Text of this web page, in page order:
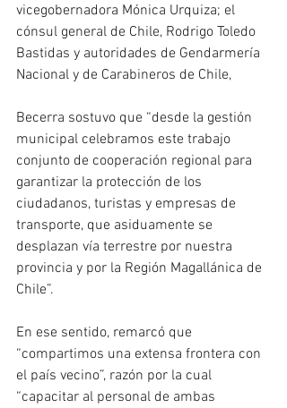
vicegobernadora Mónica Urquiza; el
cónsul general de Chile, Rodrigo Toledo
Bastidas y autoridades de Gendarmería
Nacional y de Carabineros de Chile,
Becerra sostuvo que “desde la gestión
municipal celebramos este trabajo
conjunto de cooperación regional para
garantizar la protección de los
ciudadanos, turistas y empresas de
transporte, que asiduamente se
desplazan vía terrestre por nuestra
provincia y por la Región Magallánica de
Chile”.
En ese sentido, remarcó que
“compartimos una extensa frontera con
el país vecino”, razón por la cual
“capacitar al personal de ambas